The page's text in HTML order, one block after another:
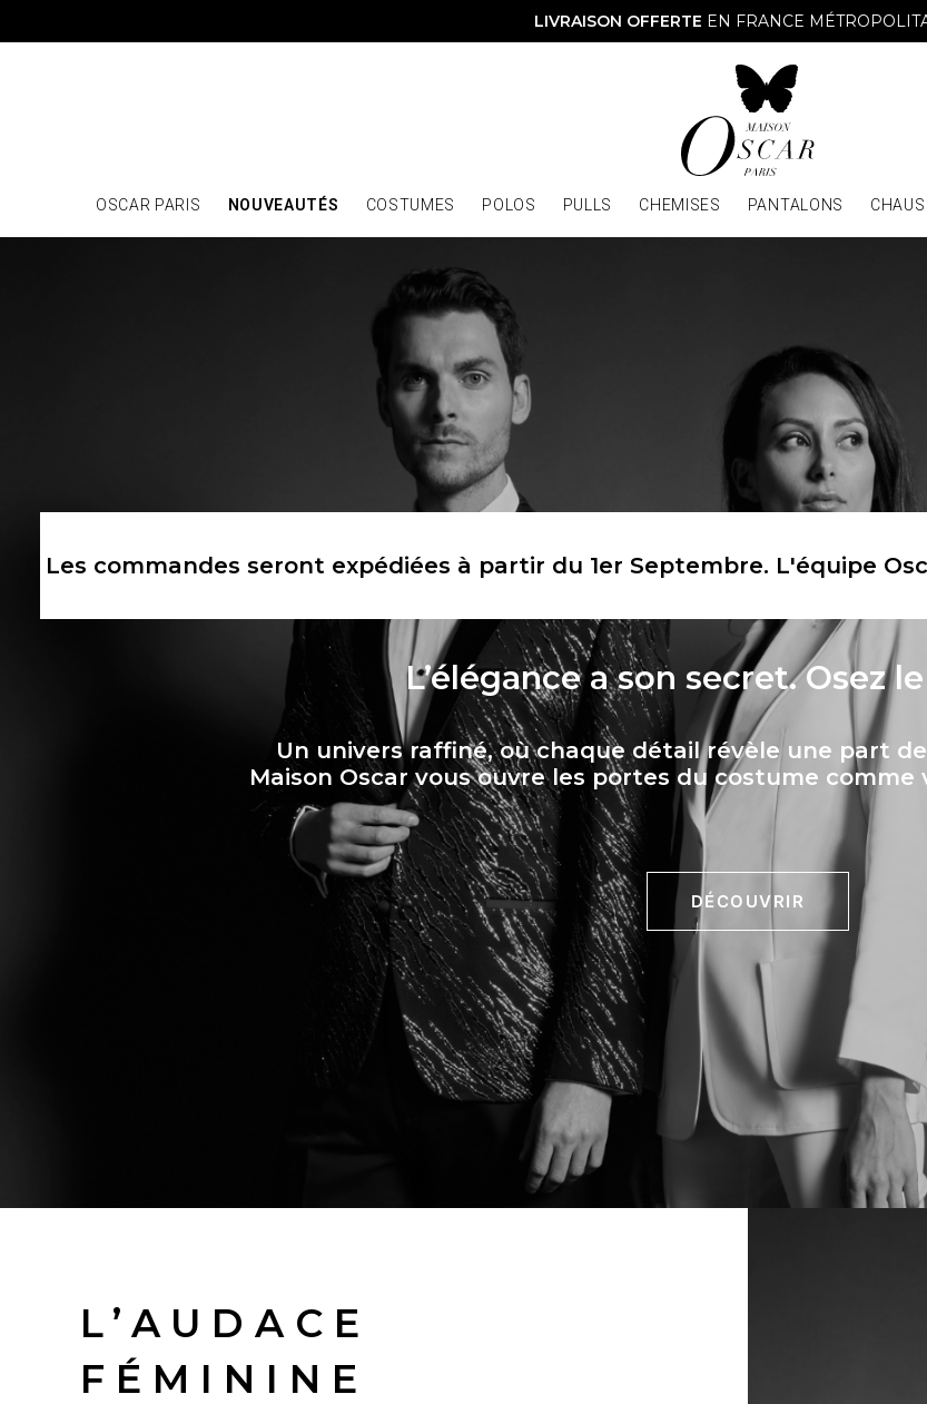
LIVRAISON OFFERTE EN FRANCE
OSCAR PARIS NOUVEAUTÉS COSTUMES POLOS PULLS CHEMISES PANTALONS
Les commandes seront expédiées à partir du 1er Septembre. L'équipe
L’élégance a son secret. Osez
Un univers raffiné, où chaque détail révèle une part
Maison Oscar vous ouvre les portes du costume comme
DÉCOUVRIR
L’AUDACE
FÉMININE